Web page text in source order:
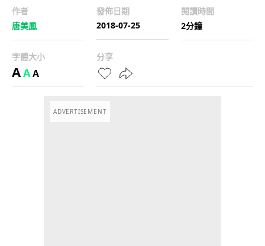
作者
唐美鳳
發佈日期
2018-07-25
閱讀時間
2分鐘
字體大小
AAA
分享
ADVERTISEMENT